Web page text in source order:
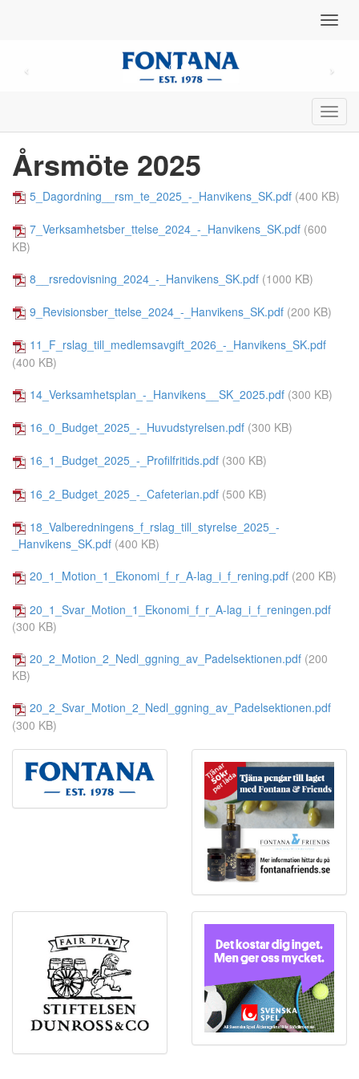
Årsmöte 2025
5_Dagordning__rsm_te_2025_-_Hanvikens_SK.pdf (400 KB)
7_Verksamhetsber_ttelse_2024_-_Hanvikens_SK.pdf (600
KB)
8__rsredovisning_2024_-_Hanvikens_SK.pdf (1000 KB)
9_Revisionsber_ttelse_2024_-_Hanvikens_SK.pdf (200 KB)
11_F_rslag_till_medlemsavgift_2026_-_Hanvikens_SK.pdf
(400 KB)
14_Verksamhetsplan_-_Hanvikens__SK_2025.pdf (300 KB)
16_0_Budget_2025_-_Huvudstyrelsen.pdf (300 KB)
16_1_Budget_2025_-_Profilfritids.pdf (300 KB)
16_2_Budget_2025_-_Cafeterian.pdf (500 KB)
18_Valberedningens_f_rslag_till_styrelse_2025_-
_Hanvikens_SK.pdf (400 KB)
20_1_Motion_1_Ekonomi_f_r_A-lag_i_f_rening.pdf (200 KB)
20_1_Svar_Motion_1_Ekonomi_f_r_A-lag_i_f_reningen.pdf
(300 KB)
20_2_Motion_2_Nedl_ggning_av_Padelsektionen.pdf (200
KB)
20_2_Svar_Motion_2_Nedl_ggning_av_Padelsektionen.pdf
(300 KB)